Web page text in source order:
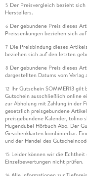
9. 2 . . . Actioncams . . .
9. 3 . . . Filmen aus der
10. Das Handwerk des
10. 1 . . . Von der
10. 2 . . . Wei abgleich .
10. 3 . . . Belichtung . . .
10. 4 . . . Sch rfe . . . 271
5 Der Preisvergleich bezieht
Herstellers.
6 Der gebundene Preis dieses
Preissenkungen beziehen sich
7 Die Preisbindung dieses
beziehen sich auf den letzten
8 Der gebundene Preis dieses
dargestellten Datums vom Verlag
12 Ihr Gutschein SOMMER13
Gutschein ausschließlich online
zur Abholung mit Zahlung in der
gesetzlich preisgebundene
preisgebundene Kalender, tolino
Hugendubel Hörbuch Abo. Der
Geschenkkarten kombinierbar.
und der Handel des
15 Leider können wir die Echtheit
Einzelbewertungen nicht prüfen.